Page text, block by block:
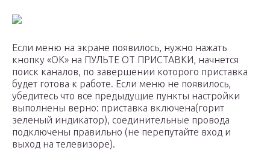
Если меню на экране появилось, нужно нажать
кнопку «ОК» на ПУЛЬТЕ ОТ ПРИСТАВКИ, начнется
поиск каналов, по завершении которого приставка
будет готова к работе. Если меню не появилось,
убедитесь что все предыдущие пункты настройки
выполнены верно: приставка включена(горит
зеленый индикатор), соединительные провода
подключены правильно (не перепутайте вход и
выход на телевизоре).